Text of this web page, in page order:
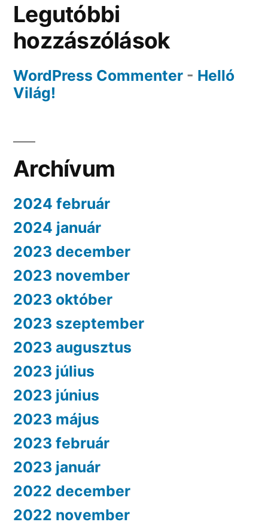
Legutóbbi
hozzászólások
WordPress Commenter - Helló
Világ!
Archívum
2024 február
2024 január
2023 december
2023 november
2023 október
2023 szeptember
2023 augusztus
2023 július
2023 június
2023 május
2023 február
2023 január
2022 december
2022 november